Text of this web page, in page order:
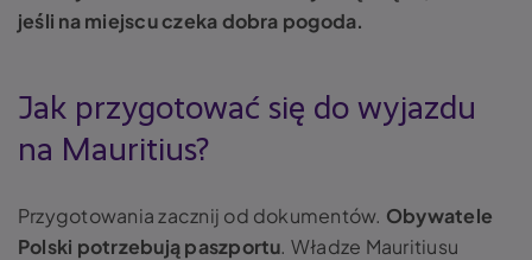
jeśli na miejscu czeka dobra pogoda.
Jak przygotować się do wyjazdu
na Mauritius?
Przygotowania zacznij od dokumentów. Obywatele
Polski potrzebują paszportu. Władze Mauritiusu